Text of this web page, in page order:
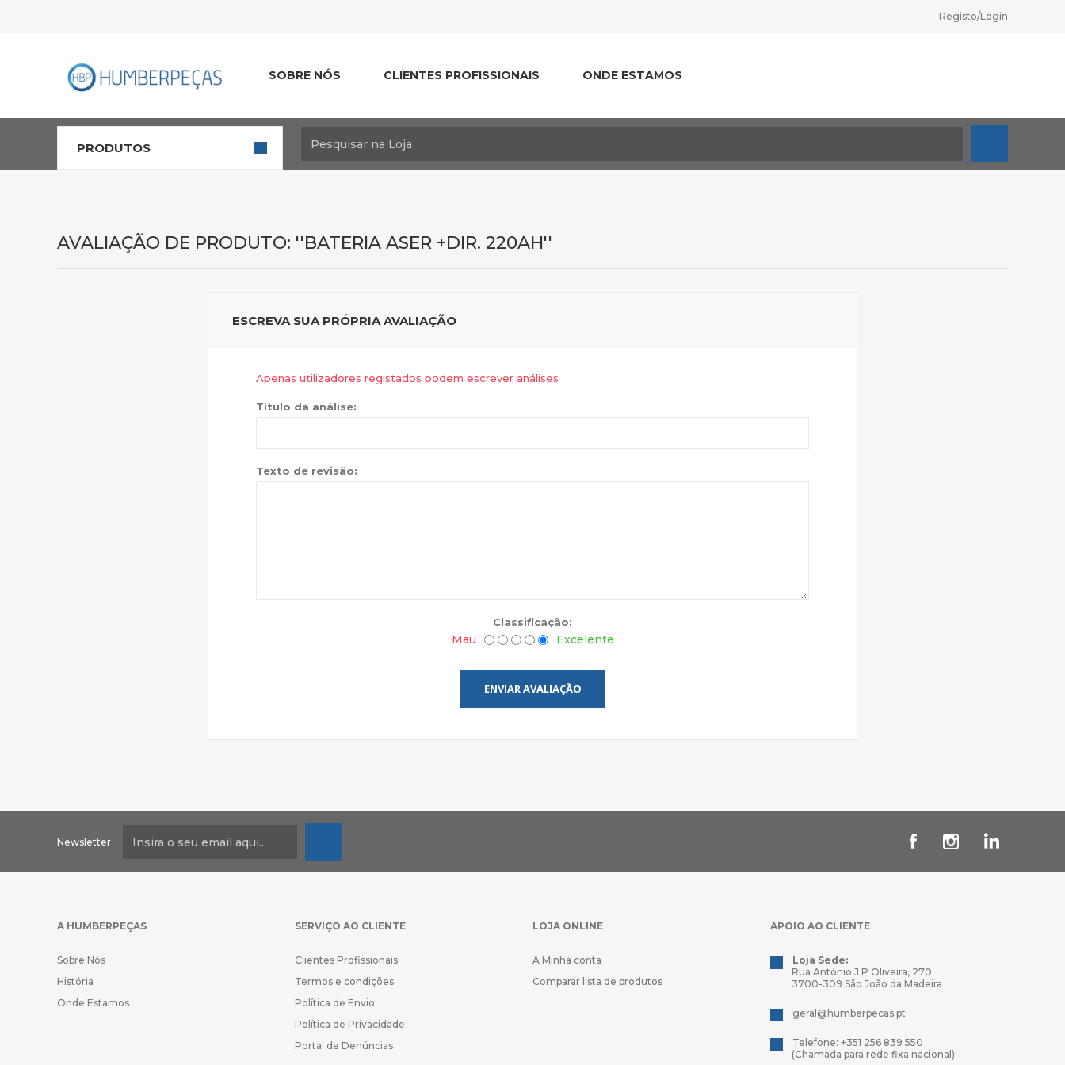
Registo/Login
SOBRE NÓS CLIENTES PROFISSIONAIS ONDE ESTAMOS
PRODUTOS
AVALIAÇÃO DE PRODUTO: BATERIA ASER +DIR. 220AH
ESCREVA SUA PRÓPRIA AVALIAÇÃO
Apenas utilizadores registados podem escrever análises
Título da análise:
Texto de revisão:
Classificação:
Mau Excelente
ENVIAR AVALIAÇÃO
Newsletter
A HUMBERPEÇAS
Sobre Nós
História
Onde Estamos
SERVIÇO AO CLIENTE
Clientes Profissionais
Termos e condições
Política de Envio
Política de Privacidade
Portal de Denúncias
LOJA ONLINE
A Minha conta
Comparar lista de produtos
APOIO AO CLIENTE
Loja Sede:
Rua António J P Oliveira, 270
3700-309 São João da Madeira
geral@humberpecas.pt
Telefone: +351 256 839 550
(Chamada para rede fixa nacional)